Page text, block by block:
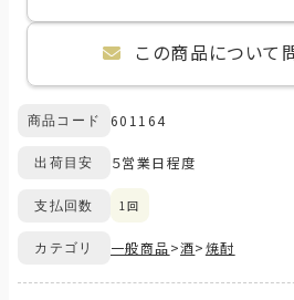
この商品について
商品コード 601164
出荷目安 ５営業日程度
支払回数 1回
カテゴリ 一般商品>酒>焼酎